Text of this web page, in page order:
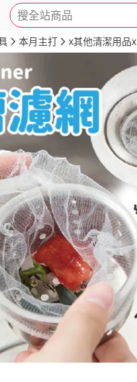
搜全站商品
評價 詳情
本月主打 x其他清潔用品x